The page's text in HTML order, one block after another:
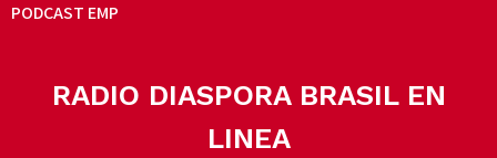
PODCAST EMP
RADIO DIASPORA BRASIL EN
LINEA